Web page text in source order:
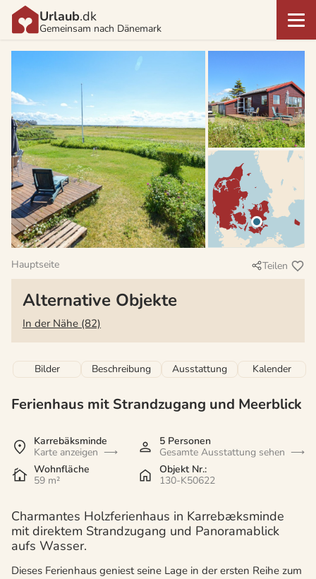
Urlaub.dk
Gemeinsam nach Dänemark
Hauptseite Teilen
Alternative Objekte
In der Nähe (82)
Bilder Beschreibung Ausstattung Kalender
Ferienhaus mit Strandzugang und Meerblick
Karrebäksminde
Karte anzeigen
5 Personen
Gesamte Ausstattung sehen
Wohnfläche
59 m²
Objekt Nr.:
130-K50622
Charmantes Holzferienhaus in Karrebæksminde
mit direktem Strandzugang und Panoramablick
aufs Wasser.
Dieses Ferienhaus geniest seine Lage in der ersten Reihe zum